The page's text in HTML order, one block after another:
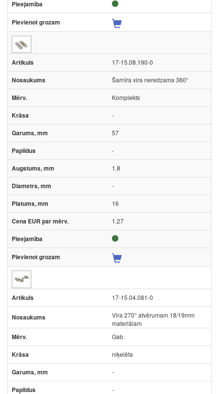
17-15.08.190-0
Šarnīra vira neredzama 360°
Komplekts
-
57
-
1.8
-
16
1.27
17-15.04.081-0
Vira 270° atvērumam 18/19mm
materiālam
Gab.
niķelēta
-
-